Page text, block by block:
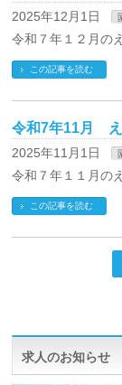
2025年12月1日
令和７年１２月の
この記事を読む
令和7年11月 え
2025年11月1日
令和７年１１月の
この記事を読む
求人のお知らせ